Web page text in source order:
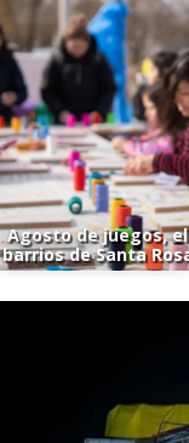
Agosto de juegos,
barrios de Santa